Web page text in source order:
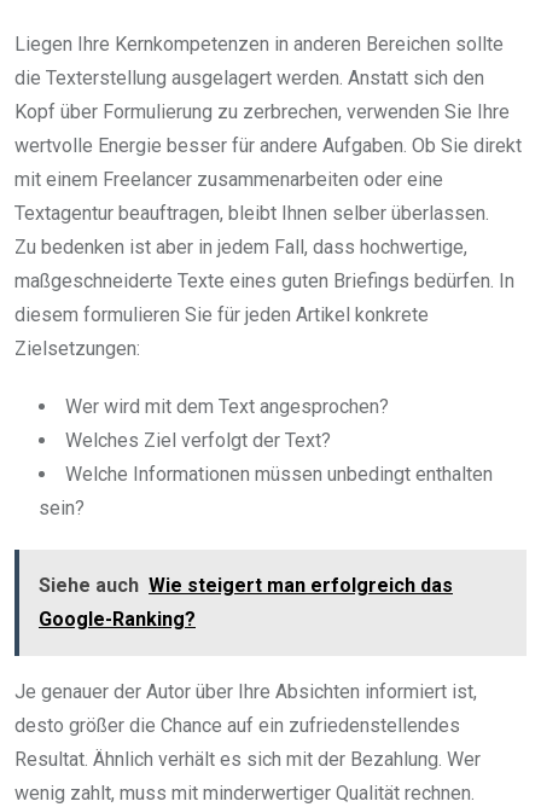
Liegen Ihre Kernkompetenzen in anderen Bereichen sollte
die Texterstellung ausgelagert werden. Anstatt sich den
Kopf über Formulierung zu zerbrechen, verwenden Sie Ihre
wertvolle Energie besser für andere Aufgaben. Ob Sie direkt
mit einem Freelancer zusammenarbeiten oder eine
Textagentur beauftragen, bleibt Ihnen selber überlassen.
Zu bedenken ist aber in jedem Fall, dass hochwertige,
maßgeschneiderte Texte eines guten Briefings bedürfen. In
diesem formulieren Sie für jeden Artikel konkrete
Zielsetzungen:
Wer wird mit dem Text angesprochen?
Welches Ziel verfolgt der Text?
Welche Informationen müssen unbedingt enthalten
sein?
Siehe auch Wie steigert man erfolgreich das
Google-Ranking?
Je genauer der Autor über Ihre Absichten informiert ist,
desto größer die Chance auf ein zufriedenstellendes
Resultat. Ähnlich verhält es sich mit der Bezahlung. Wer
wenig zahlt, muss mit minderwertiger Qualität rechnen.